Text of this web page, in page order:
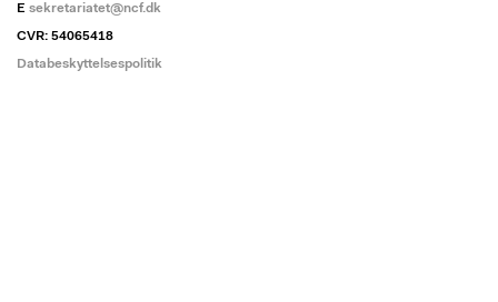
E sekretariatet@ncf.dk
CVR: 54065418
Databeskyttelsespolitik